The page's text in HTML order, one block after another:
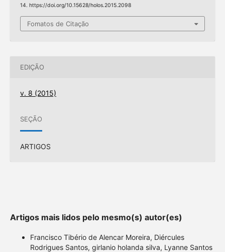
14. https://doi.org/10.15628/holos.2015.2098
Fomatos de Citação
EDIÇÃO
v. 8 (2015)
SEÇÃO
ARTIGOS
Artigos mais lidos pelo mesmo(s) autor(es)
Francisco Tibério de Alencar Moreira, Diércules
Rodrigues Santos, girlanio holanda silva, Lyanne Santos